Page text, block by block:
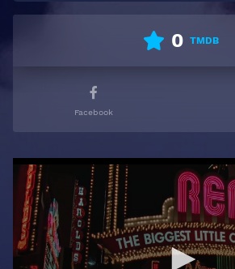
0 TMDB
Facebook